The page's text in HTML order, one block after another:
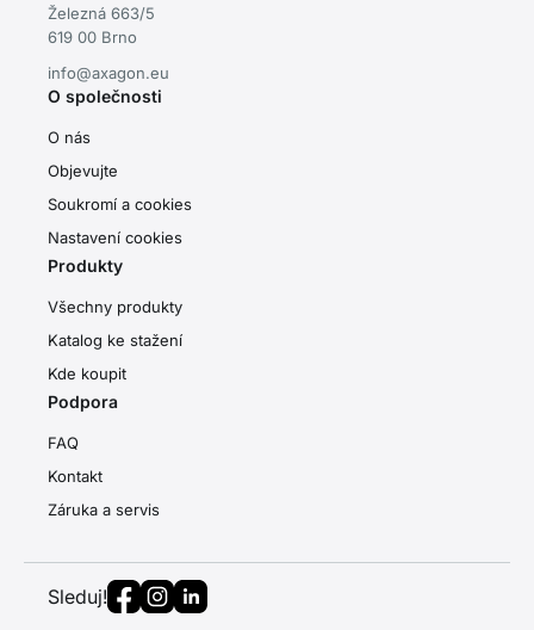
Železná 663/5
619 00 Brno
info@axagon.eu
O společnosti
O nás
Objevujte
Soukromí a cookies
Nastavení cookies
Produkty
Všechny produkty
Katalog ke stažení
Kde koupit
Podpora
FAQ
Kontakt
Záruka a servis
Sleduj!